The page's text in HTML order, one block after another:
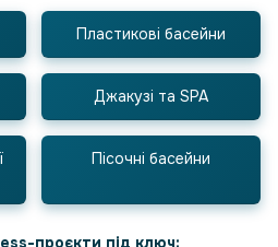
Пластикові басейни
Джакузі та SPA
Пісочні басейни